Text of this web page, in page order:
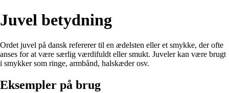
Juvel betydning
Ordet juvel på dansk refererer til en ædelsten eller et smykke, der ofte
anses for at være særlig værdifuldt eller smukt. Juveler kan være brugt
i smykker som ringe, armbånd, halskæder osv.
Eksempler på brug